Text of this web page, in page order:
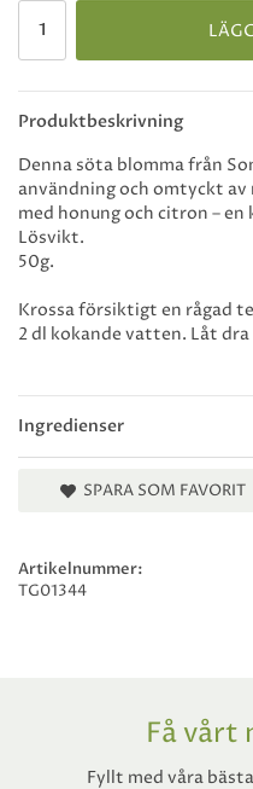
Produktbeskrivning
Ingredienser
Denna söta blomma från
användning och omtyckt
med honung och citron –
Lösvikt.
50g.
Krossa försiktigt en rågad
2 dl kokande vatten. Låt
SPARA SOM FAVORIT
Artikelnummer:
TG01344
Få vårt
Fyllt med våra